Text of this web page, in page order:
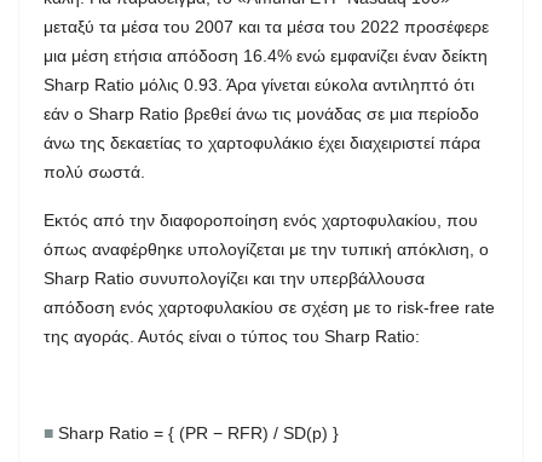
μεταξύ τα μέσα του 2007 και τα μέσα του 2022 προσέφερε
μια μέση ετήσια απόδοση 16.4% ενώ εμφανίζει έναν δείκτη
Sharp Ratio μόλις 0.93. Άρα γίνεται εύκολα αντιληπτό ότι
εάν ο Sharp Ratio βρεθεί άνω τις μονάδας σε μια περίοδο
άνω της δεκαετίας το χαρτοφυλάκιο έχει διαχειριστεί πάρα
πολύ σωστά.
Εκτός από την διαφοροποίηση ενός χαρτοφυλακίου, που
όπως αναφέρθηκε υπολογίζεται με την τυπική απόκλιση, ο
Sharp Ratio συνυπολογίζει και την υπερβάλλουσα
απόδοση ενός χαρτοφυλακίου σε σχέση με το risk-free rate
της αγοράς. Αυτός είναι ο τύπος του Sharp Ratio:
■ Sharp Ratio = { (PR − RFR) / SD(p) }